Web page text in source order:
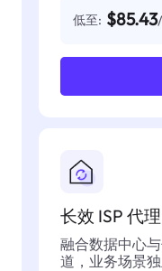
低至: $85.43
长效 ISP 代理
融合数据中心
道，业务场景独